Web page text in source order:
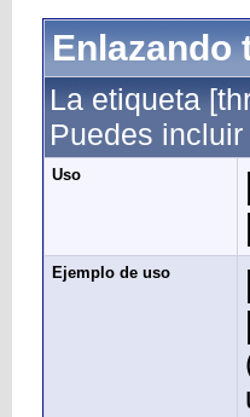
Enlazando
La etiqueta
Puedes
Uso
Ejemplo de uso